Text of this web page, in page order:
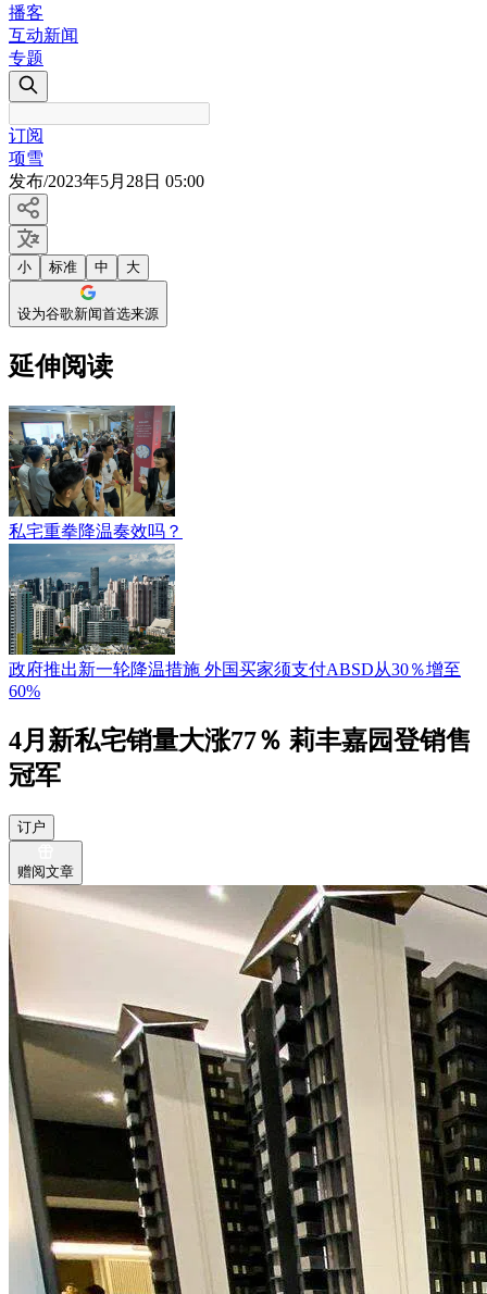
播客
互动新闻
专题
订阅
项雪
发布/2023年5月28日 05:00
小 标准 中 大
设为谷歌新闻首选来源
延伸阅读
私宅重拳降温奏效吗？
政府推出新一轮降温措施 外国买家须支付ABSD从30％增至
60%
4月新私宅销量大涨77％ 莉丰嘉园登销售
冠军
订户
赠阅文章